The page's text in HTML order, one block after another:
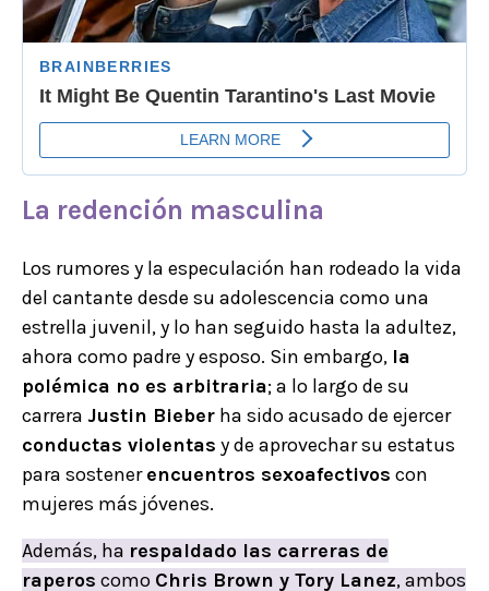
La redención masculina
Los rumores y la especulación han rodeado la vida
del cantante desde su adolescencia como una
estrella juvenil, y lo han seguido hasta la adultez,
ahora como padre y esposo. Sin embargo, la
polémica no es arbitraria; a lo largo de su
carrera Justin Bieber ha sido acusado de ejercer
conductas violentas y de aprovechar su estatus
para sostenerencuentros sexoafectivos con
mujeres más jóvenes.
Además, ha respaldado las carreras de
raperos como Chris Brown y Tory Lanez, ambos